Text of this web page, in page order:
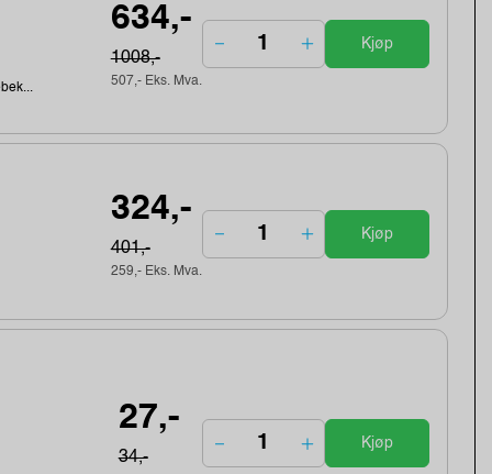
634,-
1008,-
507,- Eks. Mva.
Kjøp
324,-
401,-
259,- Eks. Mva.
Kjøp
27,-
34,-
Kjøp